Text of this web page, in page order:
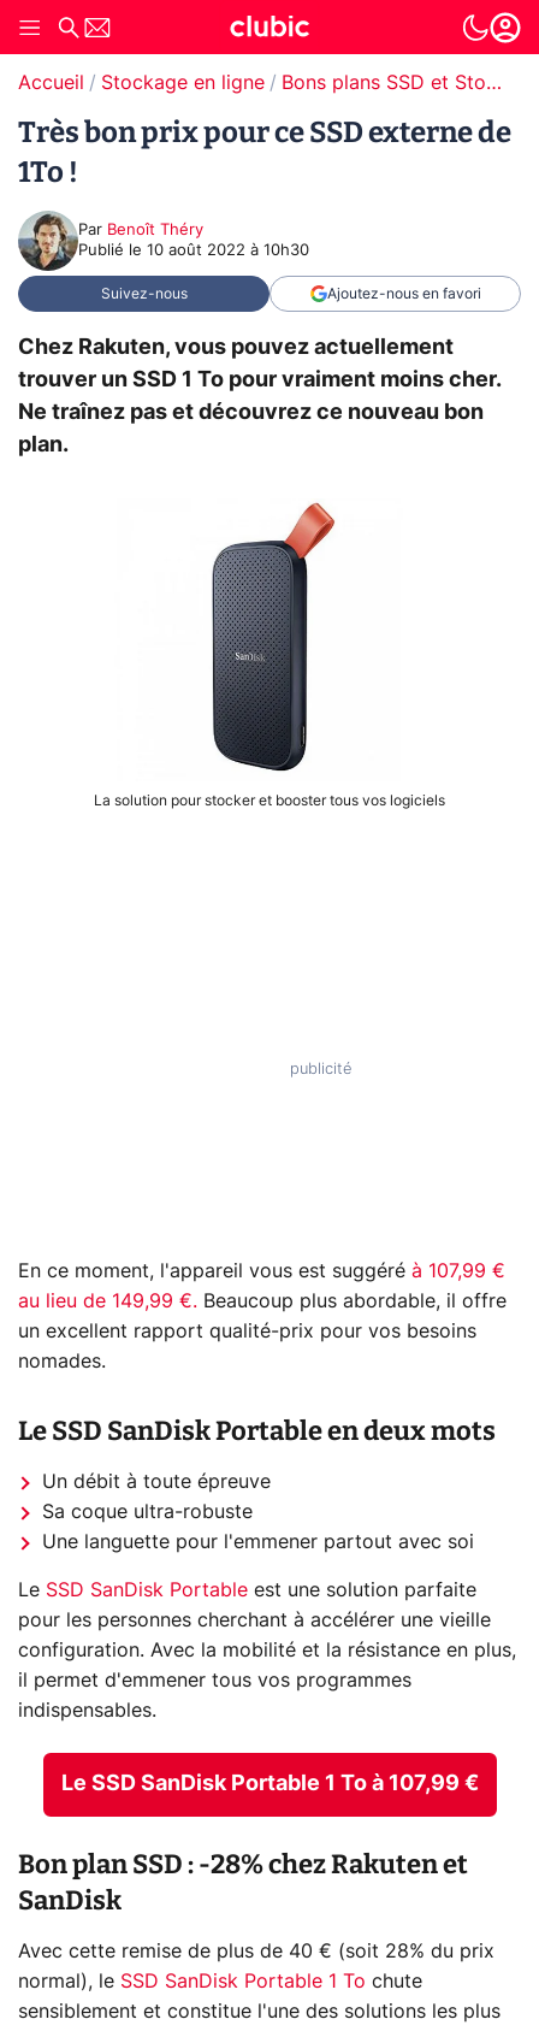
Accueil Stockage en ligne Bons plans SSD et Stockage
Très bon prix pour ce SSD externe de
1To !
Par Benoît Théry
Publié le 10 août 2022 à 10h30
Suivez-nous Ajoutez-nous en favori
Chez Rakuten, vous pouvez actuellement
trouver un SSD 1 To pour vraiment moins cher.
Ne traînez pas et découvrez ce nouveau bon
plan.
La solution pour stocker et booster tous vos logiciels
En ce moment, l'appareil vous est suggéré à 107,99 €
au lieu de 149,99 €. Beaucoup plus abordable, il offre
un excellent rapport qualité-prix pour vos besoins
nomades.
Le SSD SanDisk Portable en deux mots
Un débit à toute épreuve
Sa coque ultra-robuste
Une languette pour l'emmener partout avec soi
Le SSD SanDisk Portable est une solution parfaite
pour les personnes cherchant à accélérer une vieille
configuration. Avec la mobilité et la résistance en plus,
il permet d'emmener tous vos programmes
indispensables.
Le SSD SanDisk Portable 1 To à 107,99 €
Bon plan SSD : -28% chez Rakuten et
SanDisk
Avec cette remise de plus de 40 € (soit 28% du prix
normal), le SSD SanDisk Portable 1 To chute
sensiblement et constitue l'une des solutions les plus